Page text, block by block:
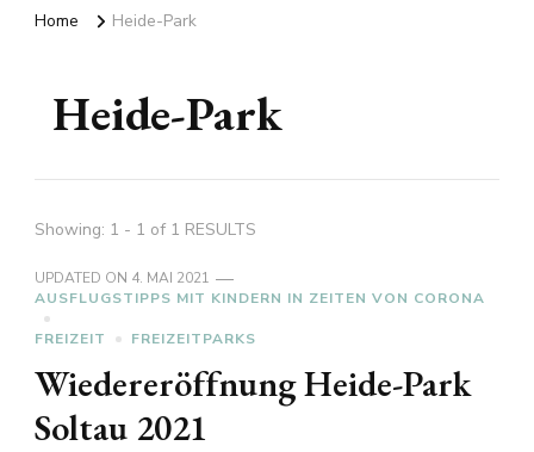
Home Heide-Park
Heide-Park
Showing: 1 - 1 of 1 RESULTS
UPDATED ON 4. MAI 2021
AUSFLUGSTIPPS MIT KINDERN IN ZEITEN VON CORONA
FREIZEIT FREIZEITPARKS
Wiedereröffnung Heide-Park
Soltau 2021